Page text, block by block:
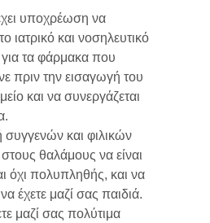
υποχρέωση να
ιατρικό και νοσηλευτικό
τα φάρμακα που
πριν την εισαγωγή του
και να συνεργάζεται
και φιλικών
θαλάμους να είναι
όχι πολυπληθής, και να
έχετε μαζί σας παιδιά.
μαζί σας πολύτιμα